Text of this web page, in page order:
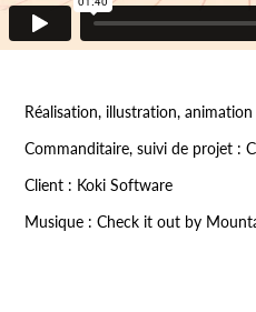
Réalisation, illustration, animation
Commanditaire, suivi de projet :
Client : Koki Software
Musique : Check it out by